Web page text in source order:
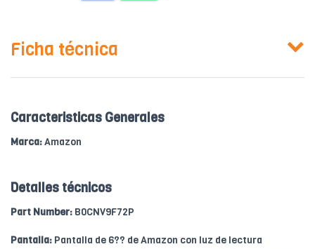
Ficha técnica
Caracteristicas Generales
Marca:Amazon
Detalles técnicos
Part Number: B0CNV9F72P
Pantalla: Pantalla de 6?? de Amazon con luz de lectura